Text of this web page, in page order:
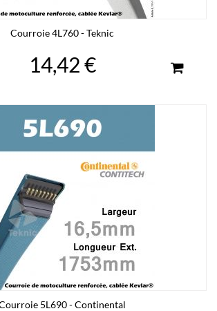
Courroie 4L760 - Teknic
14,42 €
5L690 - Continental